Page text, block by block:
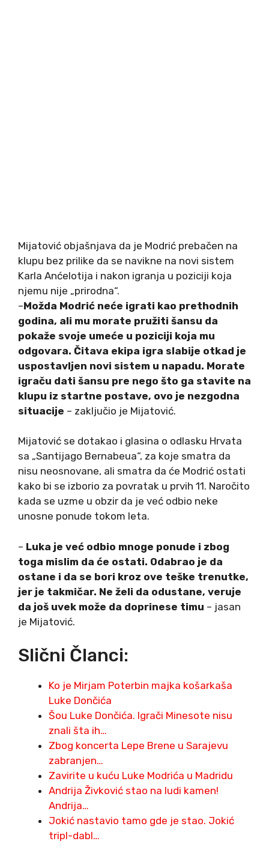
Mijatović objašnjava da je Modrić prebačen na
klupu bez prilike da se navikne na novi sistem
Karla Anćelotija i nakon igranja u poziciji koja
njemu nije „prirodna“.
–Možda Modrić neće igrati kao prethodnih
godina, ali mu morate pružiti šansu da
pokaže svoje umeće u poziciji koja mu
odgovara. Čitava ekipa igra slabije otkad je
uspostavljen novi sistem u napadu. Morate
igraču dati šansu pre nego što ga stavite na
klupu iz startne postave, ovo je nezgodna
situacije – zaključio je Mijatović.
Mijatović se dotakao i glasina o odlasku Hrvata
sa „Santijago Bernabeua“, za koje smatra da
nisu neosnovane, ali smatra da će Modrić ostati
kako bi se izborio za povratak u prvih 11. Naročito
kada se uzme u obzir da je već odbio neke
unosne ponude tokom leta.
– Luka je već odbio mnoge ponude i zbog
toga mislim da će ostati. Odabrao je da
ostane i da se bori kroz ove teške trenutke,
jer je takmičar. Ne želi da odustane, veruje
da još uvek može da doprinese timu – jasan
je Mijatović.
Slični Članci:
Ko je Mirjam Poterbin majka košarkaša
Luke Dončića
Šou Luke Dončića. Igrači Minesote nisu
znali šta ih…
Zbog koncerta Lepe Brene u Sarajevu
zabranjen…
Zavirite u kuću Luke Modrića u Madridu
Andrija Živković stao na ludi kamen!
Andrija…
Jokić nastavio tamo gde je stao. Jokić
tripl-dabl…